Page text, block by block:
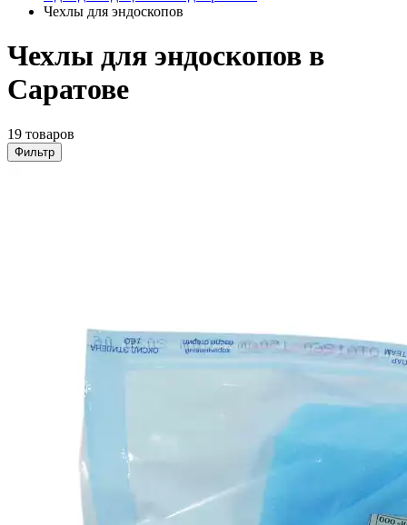
Чехлы для эндоскопов
Чехлы для эндоскопов в
Саратове
19 товаров
Фильтр